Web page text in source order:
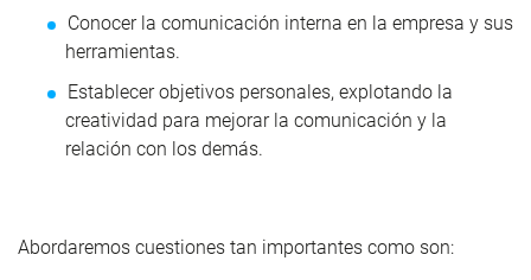
Conocer la comunicación interna en la empresa y sus
herramientas.
Establecer objetivos personales, explotando la
creatividad para mejorar la comunicación y la
relación con los demás.
Abordaremos cuestiones tan importantes como son: